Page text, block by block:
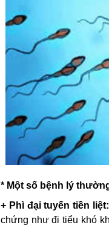
* Một số bệnh lý
+ Phì đại tuyến tiền liệt:
chứng như đi tiểu khó